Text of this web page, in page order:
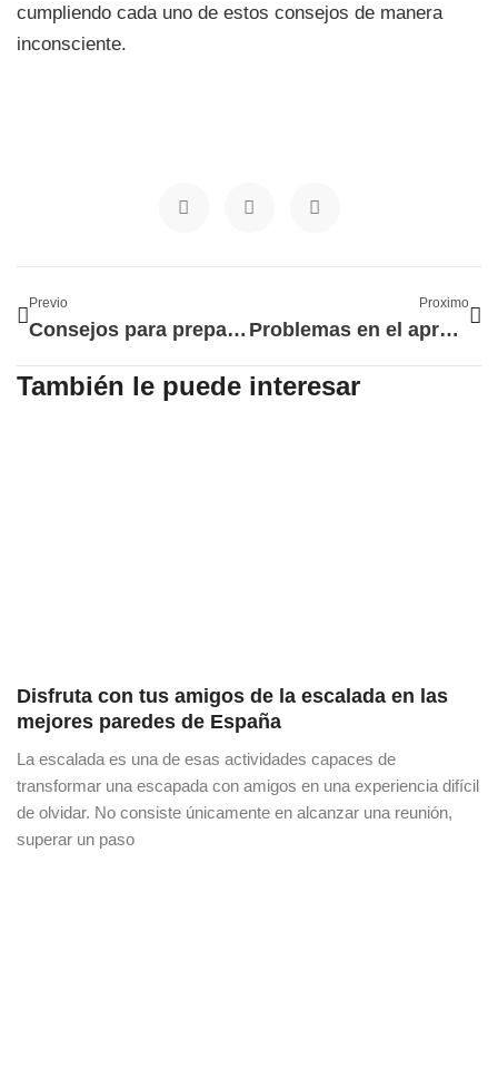
cumpliendo cada uno de estos consejos de manera
inconsciente.
Previo
Consejos para preparar oposiciones de educación
Proximo
Problemas en el aprendizaje habituales en España
También le puede interesar
Disfruta con tus amigos de la escalada en las
mejores paredes de España
La escalada es una de esas actividades capaces de
transformar una escapada con amigos en una experiencia difícil
de olvidar. No consiste únicamente en alcanzar una reunión,
superar un paso